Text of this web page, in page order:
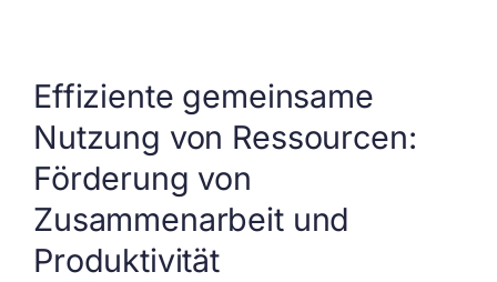
Effiziente gemeinsame
Nutzung von Ressourcen:
Förderung von
Zusammenarbeit und
Produktivität